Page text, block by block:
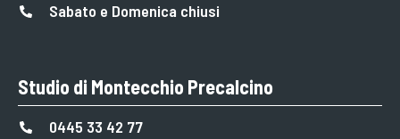
Sabato e Domenica chiusi
Studio di Montecchio Precalcino
0445 33 42 77